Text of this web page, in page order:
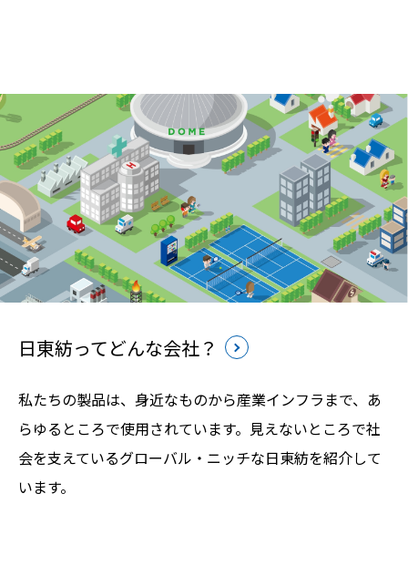
日東紡ってどんな会社？
私たちの製品は、身近なものから産業インフラまで、あ
らゆるところで使用されています。見えないところで社
会を支えているグローバル・ニッチな日東紡を紹介して
います。